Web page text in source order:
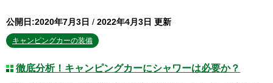
公開日:2020年7月3日 / 2022年4月3日 更新
キャンピングカーの装備
徹底分析！キャンピングカーにシャワーは必要か？